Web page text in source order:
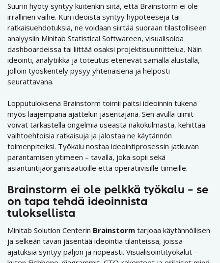
Suurin hyöty syntyy kuitenkin siitä, että Brainstorm ei ole
irrallinen vaihe. Kun ideoista syntyy hypoteeseja tai
ratkaisuehdotuksia, ne voidaan siirtää suoraan tilastolliseen
analyysiin Minitab Statistical Softwareen, visualisoida
dashboardeissa tai liittää osaksi projektisuunnittelua. Näin
ideointi, analytiikka ja toteutus etenevät samalla alustalla,
jolloin työskentely pysyy yhtenäisenä ja helposti
seurattavana.
Lopputuloksena Brainstorm toimii paitsi ideoinnin tukena
myös laajempana ajattelun jäsentäjänä. Sen avulla tiimit
voivat tarkastella ongelmia useasta näkökulmasta, kehittää
vaihtoehtoisia ratkaisuja ja jalostaa ne käytännön
toimenpiteiksi. Työkalu nostaa ideointiprosessin jatkuvan
parantamisen ytimeen – tavalla, joka sopii sekä
asiantuntijaorganisaatioille että operatiivisille tiimeille.
Brainstorm ei ole pelkkä työkalu – se
on tapa tehdä ideoinnista
tuloksellista
Minitab Solution Centerin Brainstorm tarjoaa käytännöllisen
ja selkeän tavan jäsentää ideointia tilanteissa, joissa
ajatuksia syntyy paljon ja nopeasti. Visualisointityökalut –